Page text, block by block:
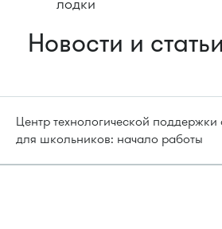
лодки
Новости и статьи
Центр технологической
для школьников: начало работы